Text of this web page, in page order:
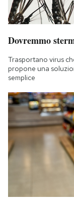
Dovremmo
Trasportano virus
propone una
semplice